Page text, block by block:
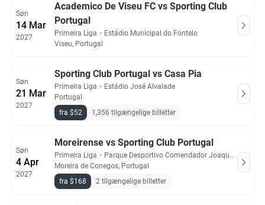
Søn
14 Mar
2027
Academico De Viseu FC vs Sporting Club
Portugal
Primeira Liga ・ Estádio Municipal do Fontelo
Viseu, Portugal
Søn
21 Mar
2027
Sporting Club Portugal vs Casa Pia
Primeira Liga ・ Estádio José Alvalade
Portugal
fra $52
1,356 tilgængelige billetter
Søn
4 Apr
2027
Moreirense vs Sporting Club Portugal
Primeira Liga ・
Parque Desportivo Comendador Joaquim de Almeida Freitas
Moreira de Conegos, Portugal
fra $168
2 tilgængelige billetter